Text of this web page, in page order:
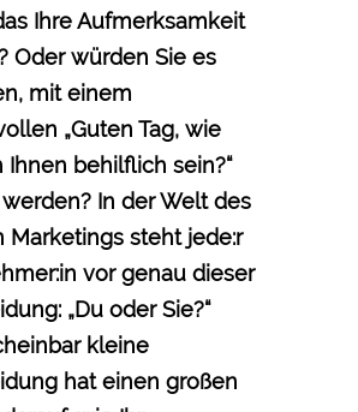
Ihre Aufmerksamkeit
Oder würden Sie es
mit einem
„Guten Tag, wie
Ihnen behilflich sein?“
In der Welt des
Marketings steht jede:r
vor genau dieser
„Du oder Sie?“
kleine
hat einen großen